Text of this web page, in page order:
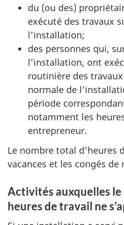
du (ou des)
exécuté des travaux
l'installation;
des personnes qui,
l'installation, ont
routinière des
normale de
période
notamment les
entrepreneur.
Le nombre total d'heures
vacances et les congés de
Activités auxquelles le
heures de travail ne